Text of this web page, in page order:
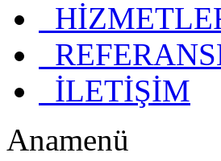
İLETİŞİM
Anamenü